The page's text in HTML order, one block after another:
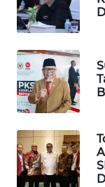
MAWAKA
MARTABAT
NET
PLN
WATCH
MKLI